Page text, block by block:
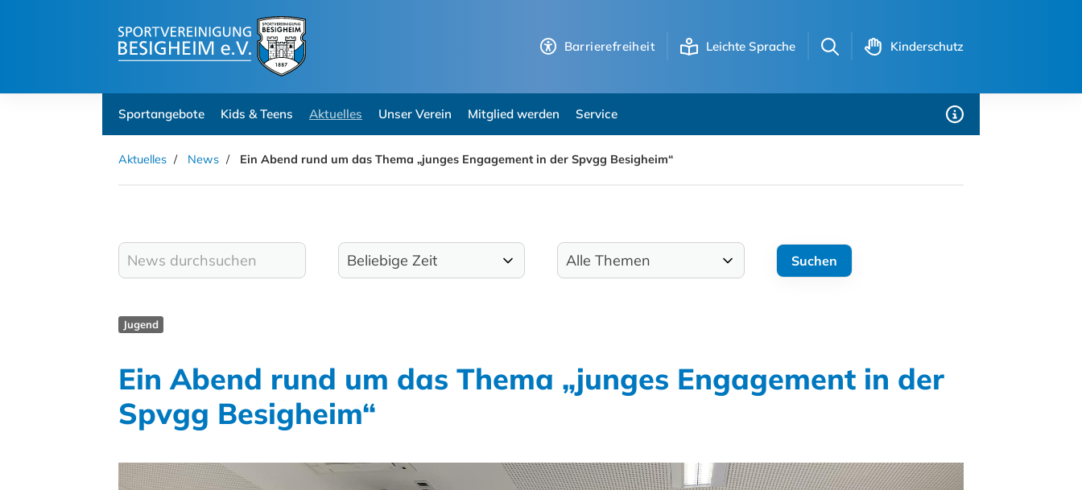
Barrierefreiheit Leichte Sprache Kinderschutz
Sportangebote Kids & Teens Aktuelles Unser Verein Mitglied werden Service
Aktuelles News Ein Abend rund um das Thema „junges Engagement in der Spvgg Besigheim“
Jugend
Ein Abend rund um das Thema „junges Engagement in der
Spvgg Besigheim“